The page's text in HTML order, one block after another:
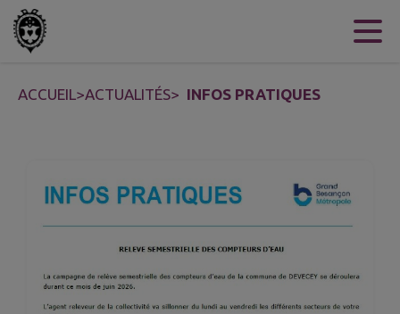
Contenu
ACCUEIL>ACTUALITÉS> INFOS PRATIQUES